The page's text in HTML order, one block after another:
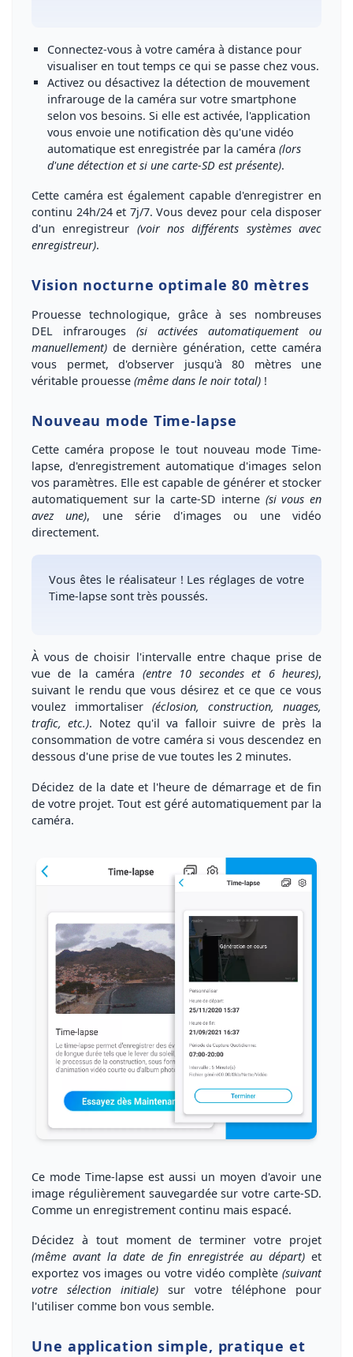
Connectez-vous à votre caméra à distance pour
visualiser en tout temps ce qui se passe chez vous.
Activez ou désactivez la détection de mouvement
infrarouge de la caméra sur votre smartphone
selon vos besoins. Si elle est activée, l'application
vous envoie une notification dès qu'une vidéo
automatique est enregistrée par la caméra (lors
d'une détection et si une carte-SD est présente).
Cette caméra est également capable d'enregistrer en
continu 24h/24 et 7j/7. Vous devez pour cela disposer
d'un enregistreur (voir nos différents systèmes avec
enregistreur).
Vision nocturne optimale 80 mètres
Prouesse technologique, grâce à ses nombreuses
DEL infrarouges
(si activées automatiquement ou
manuellement) de dernière génération, cette caméra
vous permet, d'observer jusqu'à 80 mètresune
véritable prouesse (même dans le noir total) !
Nouveau mode Time-lapse
Cette caméra propose le tout nouveau mode Time-
lapse, d'enregistrement automatique d'images selon
vos paramètres. Elle est capable de générer et stocker
automatiquement sur la carte-SD interne (si vous en
avez une), unesérie d'images ou une vidéo
directement.
Vous êtes le réalisateur ! Les réglages de votre
Time-lapse sont très poussés.
À vous dechoisir l'intervalle entre chaque prise de
vue de la caméra (entre 10 secondes et 6 heures),
suivant le rendu que vous désirez et ce que ce vous
voulez immortaliser (éclosion, construction, nuages,
trafic, etc.). Notez qu'il va falloir suivre de près la
consommation de votre caméra si vous descendez en
dessous d'une prise de vue toutes les 2 minutes.
Décidez de la date et l'heure de démarrage et de fin
de votre projet. Tout est géré automatiquement par la
caméra.
Ce mode Time-lapse est aussi un moyen d'avoir une
image régulièrement sauvegardée sur votre carte-SD.
Comme un enregistrement continu mais espacé.
Décidez à tout moment de terminer votre projet
(même avant la date de fin enregistrée au départ) et
exportez vos images ou votre vidéo complète (suivant
votre sélection initiale) sur votre téléphone pour
l'utiliser comme bon vous semble.
Une application simple, pratique et